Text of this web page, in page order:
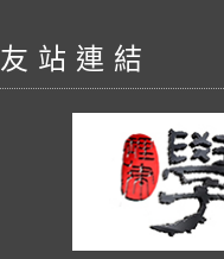
友站連結